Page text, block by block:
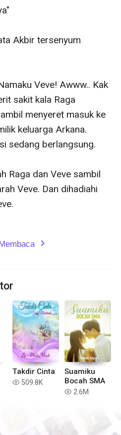
Akbir tersenyum
Veve! Awww.. Kak
sakit kala Raga
menyeret masuk ke
keluarga Arkana.
sedang berlangsung.
Raga dan Veve sambil
Veve. Dan dihadiahi
expand_more
Takdir Cinta
read 509.8K
Suamiku
Bocah SMA
read 2.6M